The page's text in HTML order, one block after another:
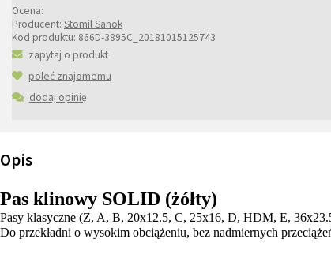
Ocena:
Producent: Stomil Sanok
Kod produktu: 866D-3895C_20181015125743
zapytaj o produkt
poleć znajomemu
dodaj opinię
Opis
Pas klinowy SOLID (żółty)
Pasy klasyczne (Z, A, B, 20x12.5, C, 25x16, D, HDM, E,
Do przekładni o wysokim obciążeniu, bez nadmiernych